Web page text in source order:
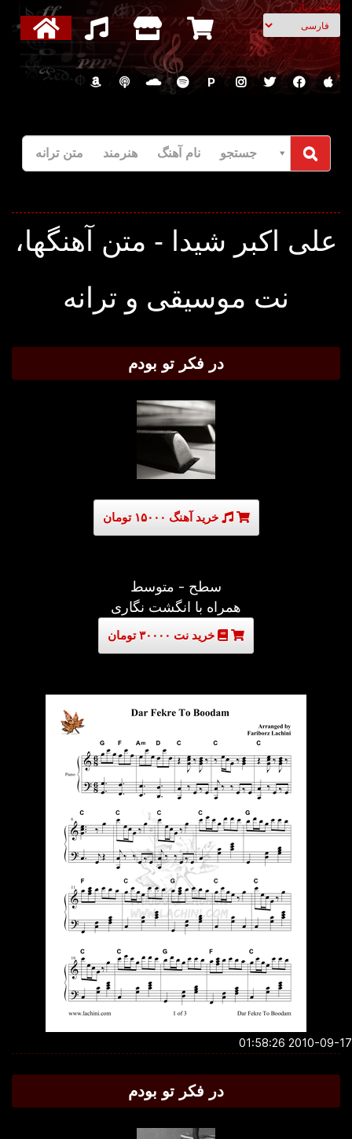
انتخاب زبان
P
جستجو نام آهنگ هنرمند متن ترانه
علی اکبر شیدا - متن آهنگها،
نت موسیقی و ترانه
در فکر تو بودم
خرید آهنگ ۱۵۰۰۰ تومان
سطح - متوسط
همراه با انگشت نگاری
خرید نت ۳۰۰۰۰ تومان
2010-09-17
در فکر تو بودم